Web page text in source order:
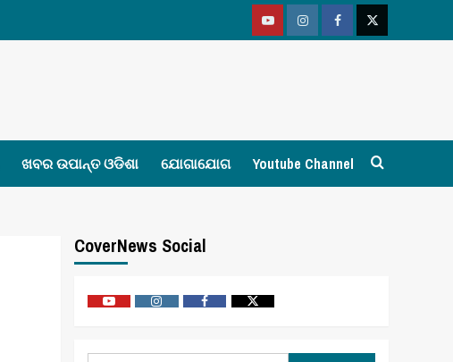
YoutubeVimeoFacebookTwitter
ଖବର ଉପାନ୍ତ ଓଡିଶା ଯୋଗାଯୋଗ Youtube Channel
CoverNews Social
YoutubeVimeo FacebookTwitter